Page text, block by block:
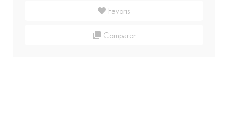
Favoris
Comparer